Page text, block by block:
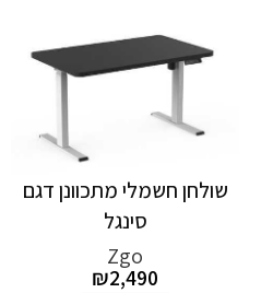
שולחן חשמלי מתכוונן דגם
סינגל
Zgo
₪2,490